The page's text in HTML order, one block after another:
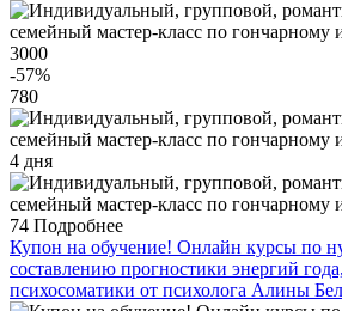
3000
-57%
780
4 дня
74 Подробнее
Купон на обучение! Онлайн курсы по
составлению прогностики энергий
психосоматики от психолога Алины